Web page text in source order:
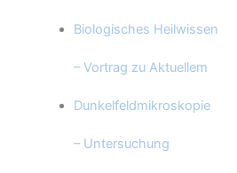
Biologisches Heilwissen
– Vortrag zu Aktuellem
Dunkelfeldmikroskopie
– Untersuchung